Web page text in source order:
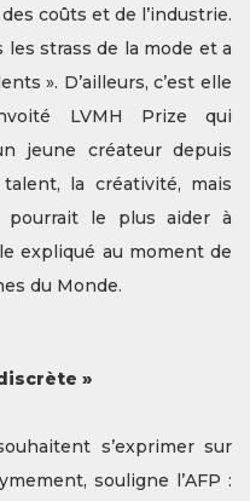
coûts et de l’industrie.
les strass de la mode et a
». D’ailleurs, c’est elle
LVMH Prize qui
jeune créateur depuis
la créativité, mais
pourrait le plus aider à
expliqué au moment de
du Monde.
»
s’exprimer sur
souligne l’AFP :